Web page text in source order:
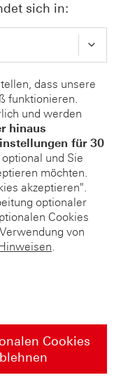
sich in:
dass unsere
funktionieren.
und werden
hinaus
für 30
und Sie
möchten.
akzeptieren".
optionaler
Cookies
von
.
Cookies